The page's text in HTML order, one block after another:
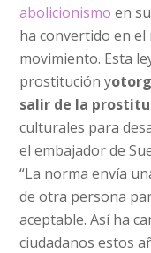
abolicionismo en
ha convertido en
movimiento. Esta
prostitución y
salir de la
culturales para
el embajador de
“La norma envía
de otra persona
aceptable. Así ha
ciudadanos estos